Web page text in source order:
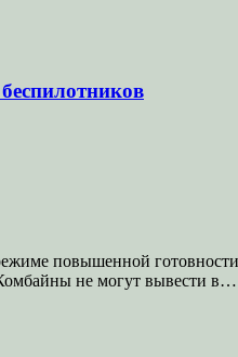
повышенной
не могут вывести в…